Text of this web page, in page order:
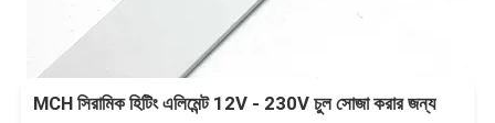
MCH সিরামিক হিটিং এলিমেন্ট 12V - 230V চুল সোজা করার জন্য